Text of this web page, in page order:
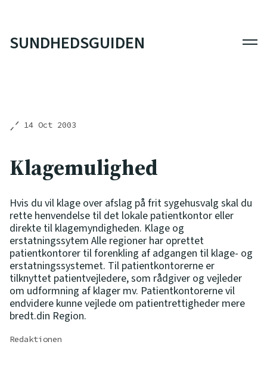
SUNDHEDSGUIDEN
14 Oct 2003
Klagemulighed
Hvis du vil klage over afslag på frit sygehusvalg skal du
rette henvendelse til det lokale patientkontor eller
direkte til klagemyndigheden. Klage og
erstatningssytem Alle regioner har oprettet
patientkontorer til forenkling af adgangen til klage- og
erstatningssystemet. Til patientkontorerne er
tilknyttet patientvejledere, som rådgiver og vejleder
om udformning af klager mv. Patientkontorerne vil
endvidere kunne vejlede om patientrettigheder mere
bredt.din Region.
Redaktionen